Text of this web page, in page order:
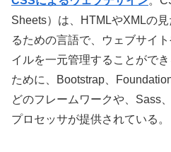
Sheets）は、HTMLやXMLの
るための言語で、ウェブサイ
イルを一元管理することがで
ために、Bootstrap、
どのフレームワークや、Sass
プロセッサが提供されている。